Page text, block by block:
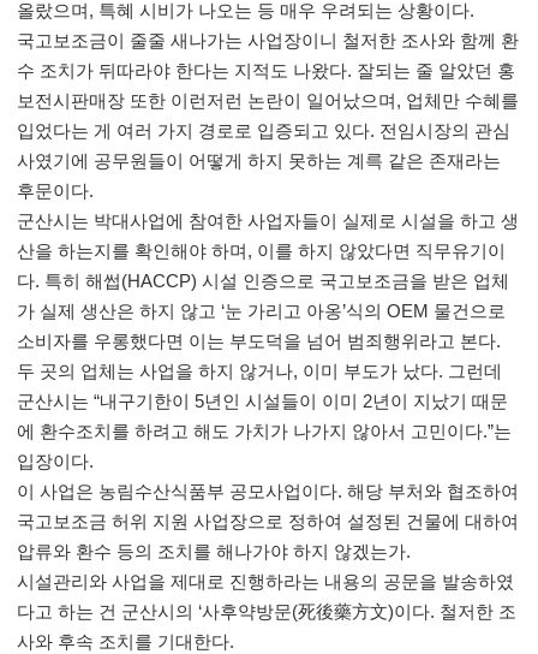
올랐으며 , 특혜 시비가 나오는 등 매우 우려되는 상황이다.
국고보조금이 줄줄 새나가는 사업장이니 철저한 조사와 함께 환
수 조치가 뒤따라야 한다는 지적도 나왔다. 잘되는 줄 알았던 홍
보전시판매장 또한 이런저런 논란이 일어났으며 , 업체만 수혜를
입었다는 게 여러 가지 경로로 입증되고 있다. 전임시장의 관심
사였기에 공무원들이 어떻게 하지 못하는 계륵 같은 존재라는
후문이다.
군산시는 박대사업에 참여한 사업자들이 실제로 시설을 하고 생
산을 하는지를 확인해야 하며 , 이를 하지 않았다면 직무유기이
다. 특히 해썹(HACCP) 시설 인증으로 국고보조금을 받은 업체
가 실제 생산은 하지 않고 ‘눈 가리고 아옹’식의 OEM 물건으로
소비자를 우롱했다면 이는 부도덕을 넘어 범죄행위라고 본다.
두 곳의 업체는 사업을 하지 않거나, 이미 부도가 났다. 그런데
군산시는 “내구기한이 5년인 시설들이 이미 2년이 지났기 때문
에 환수조치를 하려고 해도 가치가 나가지 않아서 고민이다.”는
입장이다.
이 사업은 농림수산식품부 공모사업이다. 해당 부처와 협조하여
국고보조금 허위 지원 사업장으로 정하여 설정된 건물에 대하여
압류와 환수 등의 조치를 해나가야 하지 않겠는가.
시설관리와 사업을 제대로 진행하라는 내용의 공문을 발송하였
다고 하는 건 군산시의 ‘사후약방문(死後藥方文)이다. 철저한 조
사와 후속 조치를 기대한다.